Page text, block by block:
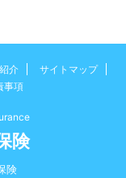
介
サイトマップ
事項
険
険